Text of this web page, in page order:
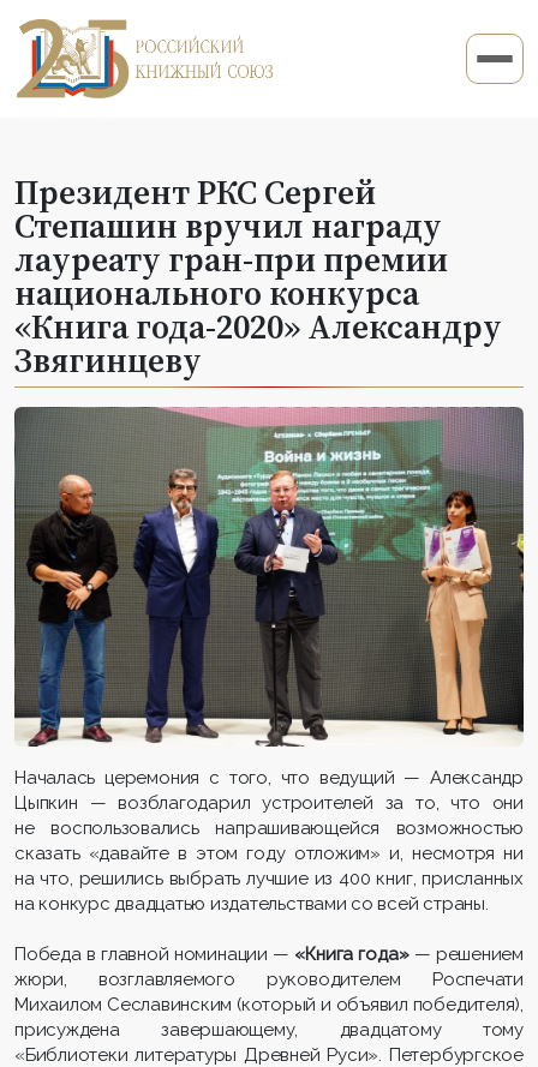
Президент РКС Сергей
Степашин вручил награду
лауреату гран-при премии
национального конкурса
«Книга года-2020» Александру
Звягинцеву
Началась церемония с того, что ведущий — Александр
Цыпкин — возблагодарил устроителей за то, что они
не воспользовались напрашивающейся возможностью
сказать «давайте в этом году отложим» и, несмотря ни
на что, решились выбрать лучшие из 400 книг, присланных
на конкурс двадцатью издательствами со всей страны.
Победа в главной номинации — «Книга года» — решением
жюри, возглавляемого руководителем Роспечати
Михаилом Сеславинским (который и объявил победителя),
присуждена завершающему, двадцатому тому
«Библиотеки литературы Древней Руси». Петербургское